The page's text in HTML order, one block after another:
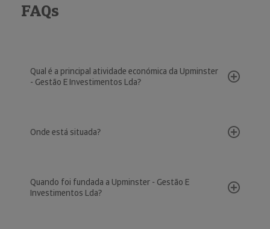
FAQs
Qual é a principal atividade económica da Upminster
- Gestão E Investimentos Lda?
Onde está situada?
Quando foi fundada a Upminster - Gestão E
Investimentos Lda?